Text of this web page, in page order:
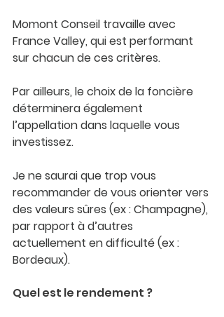
Momont Conseil travaille avec
France Valley, qui est performant
sur chacun de ces critères.
Par ailleurs, le choix de la foncière
déterminera également
l’appellation dans laquelle vous
investissez.
Je ne saurai que trop vous
recommander de vous orienter vers
des valeurs sûres (ex : Champagne),
par rapport à d’autres
actuellement en difficulté (ex :
Bordeaux).
Quel est le rendement ?